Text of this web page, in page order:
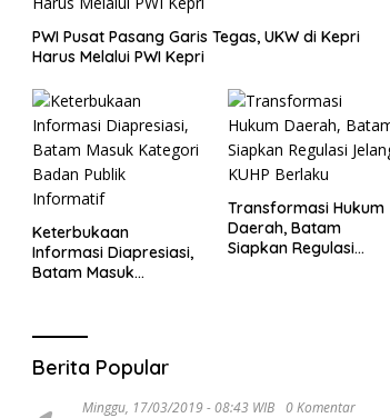
PWI Pusat Pasang Garis Tegas, UKW di Kepri
Harus Melalui PWI Kepri
Keterbukaan
Informasi Diapresiasi,
Batam Masuk
Transformasi Hukum
Daerah, Batam
Siapkan Regulasi
Berita Popular
Minggu, 17/03/2019 - 08:43 WIB 0 Komentar